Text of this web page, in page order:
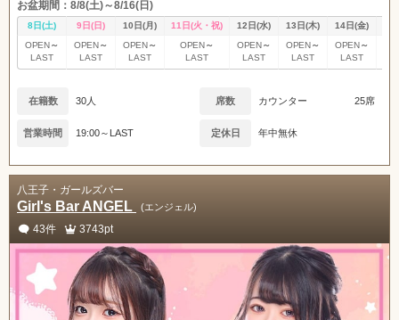
お盆期間：8/8(土)～8/16(日)
8日(土) 9日(日) 10日(月) 11日(火・祝) 12日(水) 13日(木) 14日(金)
OPEN～
LAST
OPEN～
LAST
OPEN～
LAST
OPEN～
LAST
OPEN～
LAST
OPEN～
LAST
OPEN～
LAST
在籍数 30人 席数 カウンター 25席
営業時間 19:00～LAST 定休日 年中無休
八王子・ガールズバー
Girl's Bar ANGEL (エンジェル)
43件 3743pt